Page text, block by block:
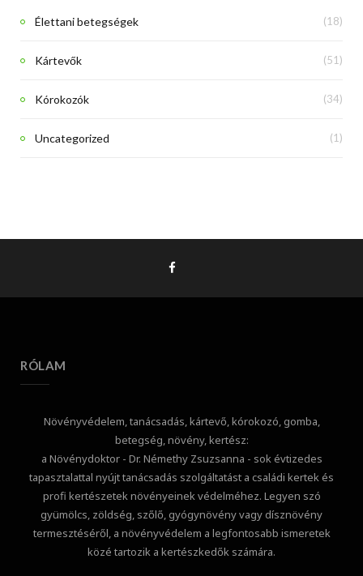
Élettani betegségek (18)
Kártevők (51)
Kórokozók (34)
Uncategorized (1)
RÓLAM
Növényvédelem, tanácsadás, kártevő, kórokozó, gomba,
betegség, növény, kertész:
a Növénydoktor - Dr. Némethy Zsuzsanna - sok évtizedes
tapasztalattal nyújt tanácsadás szolgáltatást a családi kertek és
profi kertészetek növényeinek védelméhez. Legyen szó
gyümölcs, zöldség, szőlő, gyógynövény vagy dísznövény
termesztéséről, a növényvédelem a legfontosabb ismeretek
közé tartozik a kertészkedők számára.